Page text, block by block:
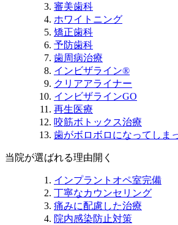
審美歯科
ホワイトニング
矯正歯科
予防歯科
歯周病治療
インビザライン®
クリアアライナー
インビザラインGO
再生医療
咬筋ボトックス治療
歯がボロボロになってしま
当院が選ばれる理由開く
インプラントオペ室完備
丁寧なカウンセリング
痛みに配慮した治療
院内感染防止対策